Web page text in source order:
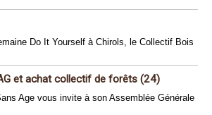
Do It Yourself à Chirols, le Collectif Bois
et achat collectif de forêts (24)
Age vous invite à son Assemblée Générale